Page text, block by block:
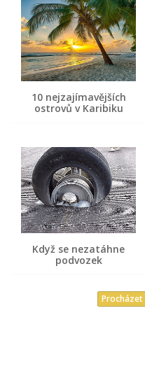
10 nejzajímavějších
ostrovů v Karibiku
Když se nezatáhne
podvozek
Procházet